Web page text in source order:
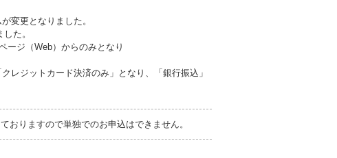
変更となりました。
た。
ージ（Web）からのみとなり
レジットカード決済のみ」となり、「銀行振込」
おりますので単独でのお申込はできません。